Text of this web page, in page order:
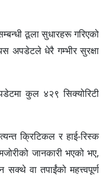
ठूला सुधारहरू गरिएको
अपडेटले धेरै गम्भीर सुरक्षा
कुल ४२९ सिक्योरिटी
क्रिटिकल र हाई-रिस्क
जानकारी भएको भए,
सक्थे वा तपाईंको महत्त्वपूर्ण